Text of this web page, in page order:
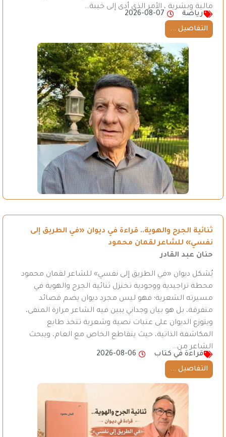
مالية وبشرية ، الأمر الذي أدى إلى خيبة…
رياضة
2026-08-07
التفاصيل ...
ثنائية الجرح والهوية.. قراءة في ديوان «في الطريق إلى
نفسي» للشاعر لقمان محمود
حنان عبد القادر
يُشكل ديوان «في الطريق إلى نفسي» للشاعر لقمان محمود
محطة تراجيدية ووجودية تختزل ثنائية الجرح والهوية في
مسيرته الشعرية؛ فهو ليس مجرد ديوان يضم قصائد
متفرقة، بل هو بيان وجداني يبين فيه الشاعر مرارة المنفى،
ويتوزع الديوان على عتبات نصية وشعرية تتخذ طابع
المكاشفة الذاتية، حيث يتقاطع الخاص مع العام، ويبحث
الشاعر من…
قراءة في كتاب
2026-08-06
التفاصيل ...